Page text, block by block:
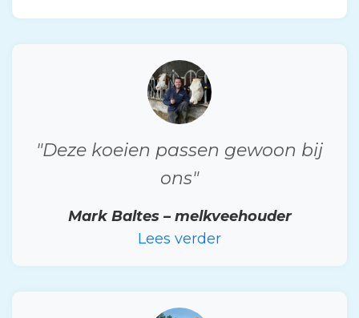
"Deze koeien passen gewoon bij
ons"
Mark Baltes – melkveehouder
Lees verder